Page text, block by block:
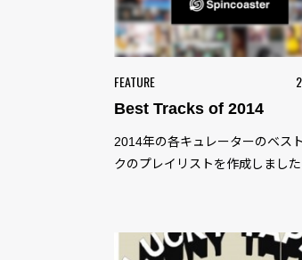
FEATURE
Best Tracks of 2014
2014年の各キュレーターのベス
クのプレイリストを作成しました